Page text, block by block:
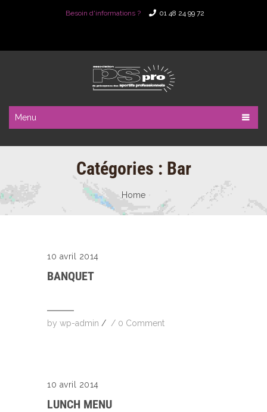
Besoin d'informations ? 01 48 24 99 72
Menu
Catégories : Bar
Home
10 avril 2014
BANQUET
by wp-admin / / 0 Comment
10 avril 2014
LUNCH MENU